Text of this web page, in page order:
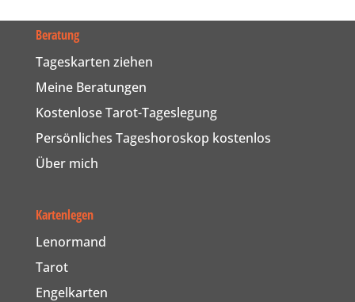
Beratung
Tageskarten ziehen
Meine Beratungen
Kostenlose Tarot-Tageslegung
Persönliches Tageshoroskop kostenlos
Über mich
Kartenlegen
Lenormand
Tarot
Engelkarten